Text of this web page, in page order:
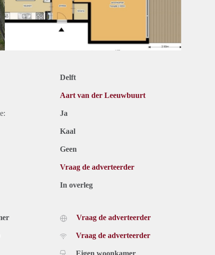
Delft
Aart van der Leeuwbuurt
Ja
Kaal
Geen
Vraag de adverteerder
In overleg
Vraag de adverteerder
Vraag de adverteerder